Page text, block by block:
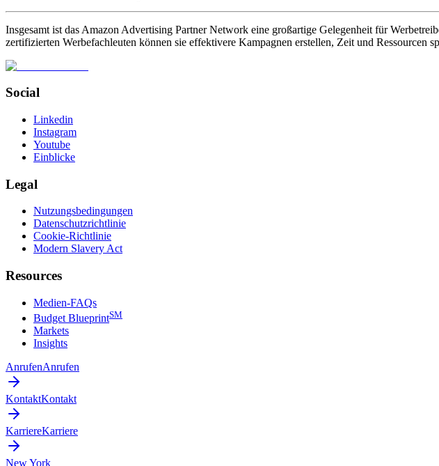
Insgesamt ist das Amazon Advertising Partner Network eine großartige Gelegenheit für
zertifizierten Werbefachleuten können sie effektivere Kampagnen erstellen, Zeit und Ressourcen
Social
Linkedin
Instagram
Youtube
Einblicke
Legal
Nutzungsbedingungen
Datenschutzrichtlinie
Cookie-Richtlinie
Modern Slavery Act
Resources
Medien-FAQs
Budget BlueprintSM
Markets
Insights
AnrufenAnrufen
KontaktKontakt
KarriereKarriere
New York